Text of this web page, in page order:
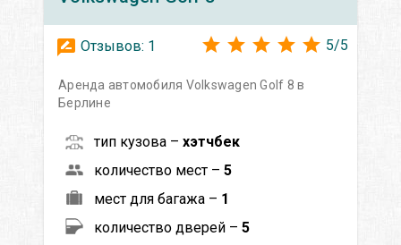
Отзывов: 1 5/5
Аренда автомобиля Volkswagen Golf 8 в
Берлине
тип кузова – хэтчбек
количество мест – 5
мест для багажа – 1
количество дверей – 5